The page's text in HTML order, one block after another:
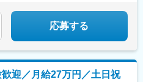
自動車ディーラー ・住宅メーカ
ーム ・携帯販売/通信関連 ・ド
例年収580万円／入社3年目／26歳年
年収1000万円／入社9年目／31歳
応募する
迎／月給27万円／土日祝